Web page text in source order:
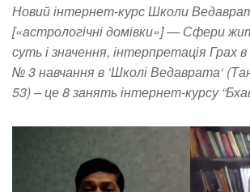
Новий інтернет-курс Школи
[«астрологічні домівки»] — Сфери
суть і значення, інтерпретація Грах
№ 3 навчання в ‘Школі Ведаврата‘
53) – це 8 занять інтернет-курсу